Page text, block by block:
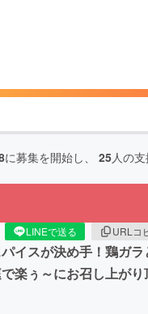
に募集を開始し、 25人の
LINEで送る URLコ
イスが決め手！鶏ガ
楽ぅ～にお召し上がり